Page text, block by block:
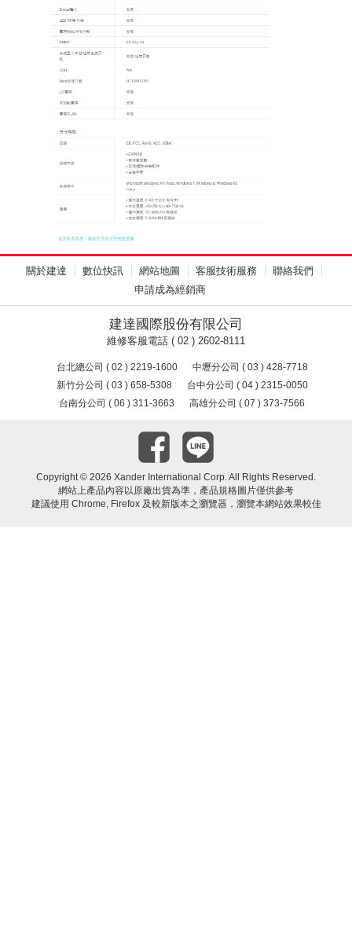
關於建達 數位快訊 網站地圖 客服技術服務
聯絡我們
申請成為經銷商
建達國際股份有限公司
維修客服電話 ( 02 ) 2602-8111
台北總公司 ( 02 ) 2219-1600
中壢分公司 ( 03 ) 428-7718
新竹分公司 ( 03 ) 658-5308
台中分公司 ( 04 ) 2315-0050
台南分公司 ( 06 ) 311-3663
高雄分公司 ( 07 ) 373-7566
Copyright © 2026 Xander International Corp. All Rights Reserved.
網站上產品內容以原廠出貨為準，產品規格圖片僅供參考
建議使用 Chrome, Firefox 及較新版本之瀏覽器，瀏覽本網站效果較佳